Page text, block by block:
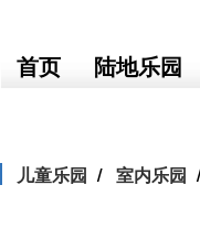
首页 陆地乐园
儿童乐园 室内乐园